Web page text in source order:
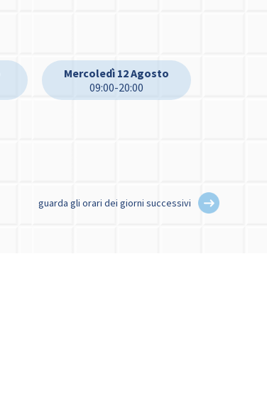
Mercoledì 12 Agosto
09:00-20:00
guarda gli orari dei giorni successivi